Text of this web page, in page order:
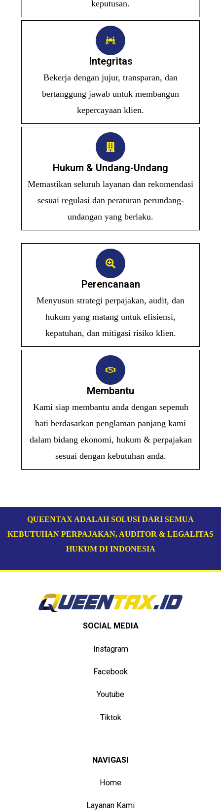
keputusan.
Integritas
Bekerja dengan jujur, transparan, dan
bertanggung jawab untuk membangun
kepercayaan klien.
Hukum & Undang-Undang
Memastikan seluruh layanan dan rekomendasi
sesuai regulasi dan peraturan perundang-
undangan yang berlaku.
Perencanaan
Menyusun strategi perpajakan, audit, dan
hukum yang matang untuk efisiensi,
kepatuhan, dan mitigasi risiko klien.
Membantu
Kami siap membantu anda dengan sepenuh
hati berdasarkan penglaman panjang kami
dalam bidang ekonomi, hukum & perpajakan
sesuai dengan kebutuhan anda.
QUEENTAX ADALAH SOLUSI DARI SEMUA
KEBUTUHAN PERPAJAKAN, AUDITOR & LEGALITAS
HUKUM DI INDONESIA
SOCIAL MEDIA
Instagram
Facebook
Youtube
Tiktok
NAVIGASI
Home
Layanan Kami